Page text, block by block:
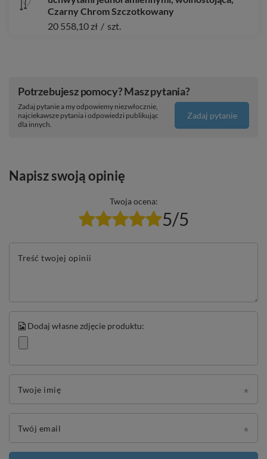
Czarny Chrom Szczotkowany
20 558,10 zł / szt.
Potrzebujesz pomocy? Masz pytania?
Zadaj pytanie a my odpowiemy niezwłocznie,
najciekawsze pytania i odpowiedzi publikując
dla innych.
Zadaj pytanie
Napisz swoją opinię
Twoja ocena:
5/5
Treść twojej opinii
Dodaj własne zdjęcie produktu:
Twoje imię
Twój email